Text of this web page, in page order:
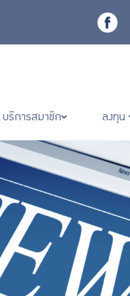
บริการสมาชิก ลงทุน